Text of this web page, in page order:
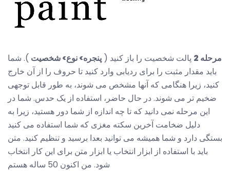
مرحله 2 پالت شخصیت را باز کنید ( پنجره> نوع> شخصیت ). شما
باید مقدار مثبت را برای ردیابی وارد کنید تا حروف را از آن خارج
کنید، زیرا هنگامی که آنها مشخص می شوند، به طور قابل توجهی
ضخیم تر می شوند. در حال حاضر، استفاده از یک حدس. شما در
این مرحله نمی دانید که تا چه اندازه از شما دور هستید، زیرا به
دلیل ضخامت آخرین سکته مغزی که شما استفاده می کنید
بستگی دارد و شما همیشه می توانید بعدا برسید و تنظیم کنید. متن
باید با استفاده از ابزار انتخاب یا ابزار متن برای این کار انتخاب
شود. من اکنون 50 ساله هستم